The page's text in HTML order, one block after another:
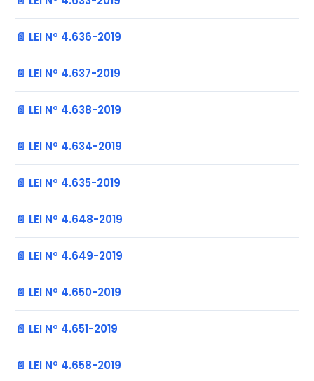
📄 LEI Nº 4.636-2019
📄 LEI Nº 4.637-2019
📄 LEI Nº 4.638-2019
📄 LEI Nº 4.634-2019
📄 LEI Nº 4.635-2019
📄 LEI Nº 4.648-2019
📄 LEI Nº 4.649-2019
📄 LEI Nº 4.650-2019
📄 LEI Nº 4.651-2019
📄 LEI Nº 4.658-2019